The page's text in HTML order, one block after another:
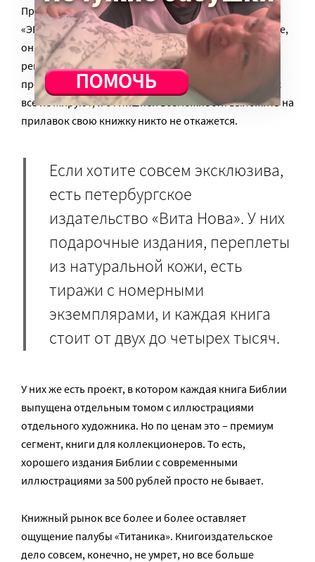
При этом сейчас светские издательства – те же
«ЭКСМО» и «АСТ» – работают на православном рынке,
они же с готовностью присылают макеты на
рецензирование в Издательский Совет РПЦ, чтобы
продавать свои издания в церковных лавках, сейчас
все не жируют, и от лишней возможности выложить на
прилавок свою книжку никто не откажется.
Если хотите совсем эксклюзива,
есть петербургское
издательство «Вита Нова». У них
подарочные издания, переплеты
из натуральной кожи, есть
тиражи с номерными
экземплярами, и каждая книга
стоит от двух до четырех тысяч.
У них же есть проект, в котором каждая книга Библии
выпущена отдельным томом с иллюстрациями
отдельного художника. Но по ценам это – премиум
сегмент, книги для коллекционеров. То есть,
хорошего издания Библии с современными
иллюстрациями за 500 рублей просто не бывает.
Книжный рынок все более и более оставляет
ощущение палубы «Титаника». Книгоиздательское
дело совсем, конечно, не умрет, но все больше